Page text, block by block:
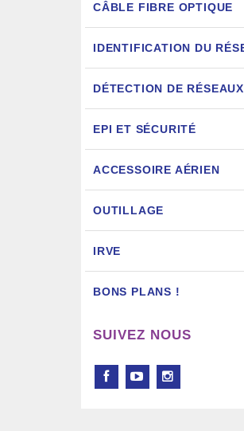
CÂBLE FIBRE OPTIQUE
IDENTIFICATION DU
DÉTECTION DE RÉSEAUX
EPI ET SÉCURITÉ
ACCESSOIRE AÉRIEN
OUTILLAGE
IRVE
BONS PLANS !
SUIVEZ NOUS